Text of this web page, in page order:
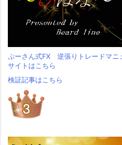
ぷーさん式FX 逆張りトレードマ
サイトはこちら
検証記事はこちら